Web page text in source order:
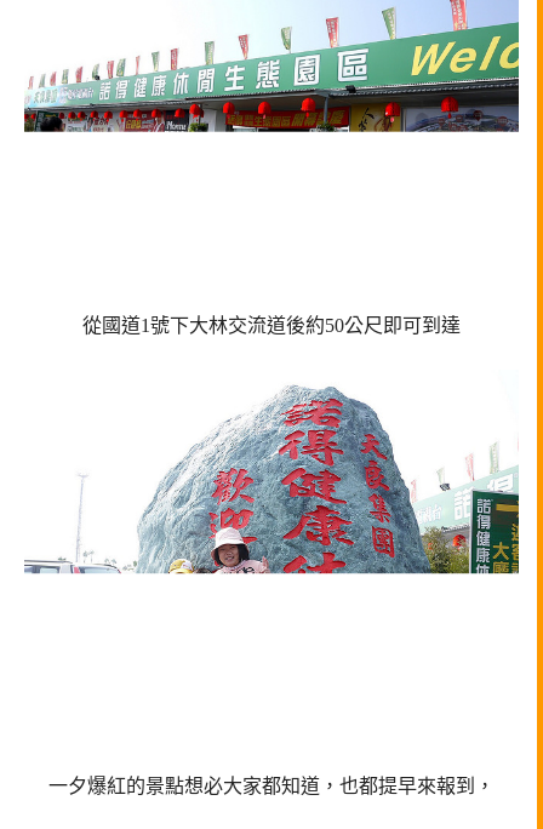
從國道1號下大林交流道後約50公尺即可到達
一夕爆紅的景點想必大家都知道，也都提早來報到，